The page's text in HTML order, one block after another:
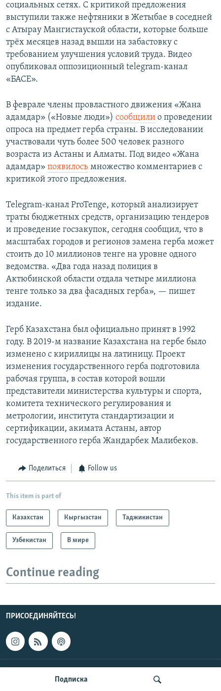
Подписка
социальных сетях. С критикой предложения
выступили также нефтяники в Жетыбае в соседней
с Атырау Мангистауской области, которые больше
трёх месяцев назад вышли на забастовку с
требованием улучшения условий труда. Видео
опубликовал оппозиционный telegram-канал
«БАСЕ».
В феврале члены провластного движения «Жана
адамдар» («Новые люди») сообщили о проведении
опроса на предмет герба страны. В исследовании
участвовали чуть более 500 человек разного
возраста из Астаны и Алматы. Под видео «Жана
адамдар» появилось множество комментариев с
критикой этого предложения.
Telegram-канал ProTenge, который анализирует
траты бюджетных средств, организацию тендеров
и проведение госзакупок, сегодня сообщил, что в
масштабах городов и регионов замена герба может
стоить до 10 миллионов тенге на уровне одного
ведомства. «Два года назад полиция в
Актюбинской области отдала четыре миллиона
тенге только за два фасадных герба», — пишет
издание.
Герб Казахстана был официально принят в 1992
году. В 2019-м название Казахстана на гербе было
изменено с кириллицы на латиницу. Проект
изменения государственного герба подготовила
рабочая группа, в состав которой вошли
представители министерства культуры и спорта,
комитета технического регулирования и
метрологии, института стандартизации и
сертификации, акимата Астаны, автор
государственного герба Жандарбек Малибеков.
Поделиться Follow us
This item is part of
Казахстан Кыргызстан Таджикистан
Узбекистан В мире
Continue reading
ПРИСОЕДИНЯЙТЕСЬ!